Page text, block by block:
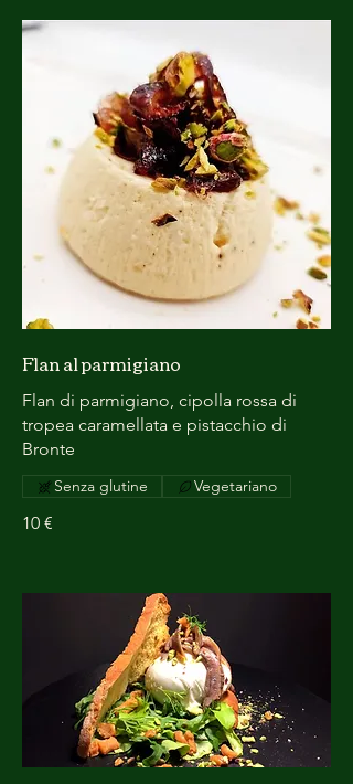
Flan al parmigiano
Flan di parmigiano, cipolla rossa di
tropea caramellata e pistacchio di
Bronte
10 €
Senza glutine Vegetariano